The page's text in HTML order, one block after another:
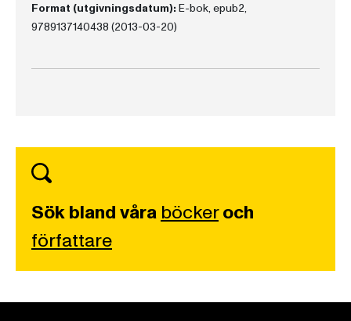
Format (utgivningsdatum): E-bok, epub2,
9789137140438 (2013-03-20)
Sök bland våra böckeroch
författare